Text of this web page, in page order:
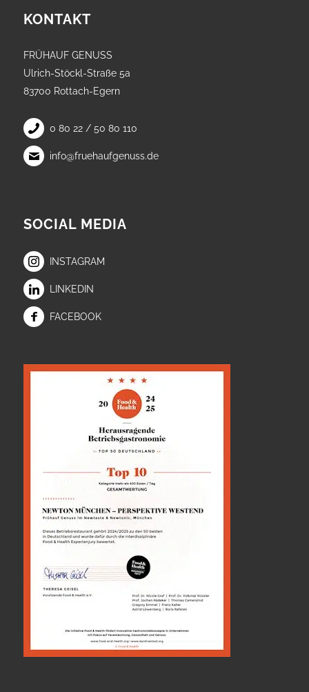
KONTAKT
FRÜHAUF GENUSS
Ulrich-Stöckl-Straße 5a
83700 Rottach-Egern
0 80 22 / 50 80 110
info@fruehaufgenuss.de
SOCIAL MEDIA
INSTAGRAM
LINKEDIN
FACEBOOK